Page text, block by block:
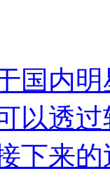
国内
以透
下来